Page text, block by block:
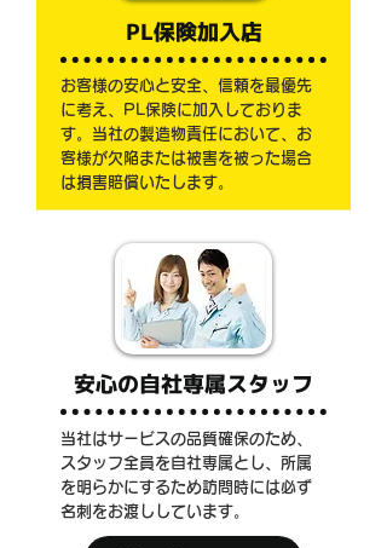
PL保険加入店
お客様の安心と安全、信頼を最優先
に考え、PL保険に加入しておりま
す。当社の製造物責任において、お
客様が欠陥または被害を被った場合
は損害賠償いたします。
安心の自社専属スタッフ
当社はサービスの品質確保のため、
スタッフ全員を自社専属とし、所属
を明らかにするため訪問時には必ず
名刺をお渡ししています。